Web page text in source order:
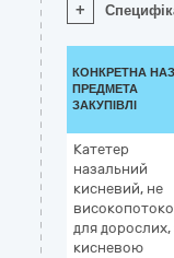
+
КОНКРЕТНА
ПРЕДМЕТА
ЗАКУПІВЛІ
Катетер
назальний
кисневий, не
для дорослих,
кисневою